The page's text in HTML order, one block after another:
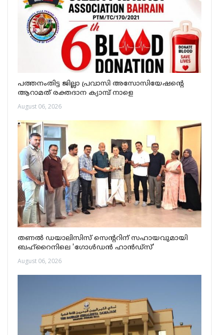
പത്തനംതിട്ട ജില്ലാ പ്രവാസി അസോസിയേഷന്റെ
ആറാമത് രക്തദാന ക്യാമ്പ് നാളെ
August 06, 2026
തണൽ ഡയാലിസിസ് സെന്ററിന് സഹായവുമായി
ബഹ്‌റൈനിലെ 'ഗോൾഡൻ ഹാൻഡ്‌സ്'
August 06, 2026